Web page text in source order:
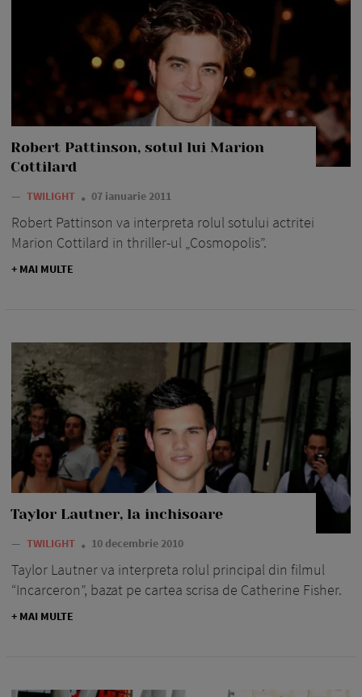
Robert Pattinson, sotul lui Marion
Cottilard
— TWILIGHT 07 ianuarie 2011
Robert Pattinson va interpreta rolul sotului actritei
Marion Cottilard in thriller-ul „Cosmopolis”.
+ MAI MULTE
Taylor Lautner, la inchisoare
— TWILIGHT 10 decembrie 2010
Taylor Lautner va interpreta rolul principal din filmul
“Incarceron”, bazat pe cartea scrisa de Catherine Fisher.
+ MAI MULTE